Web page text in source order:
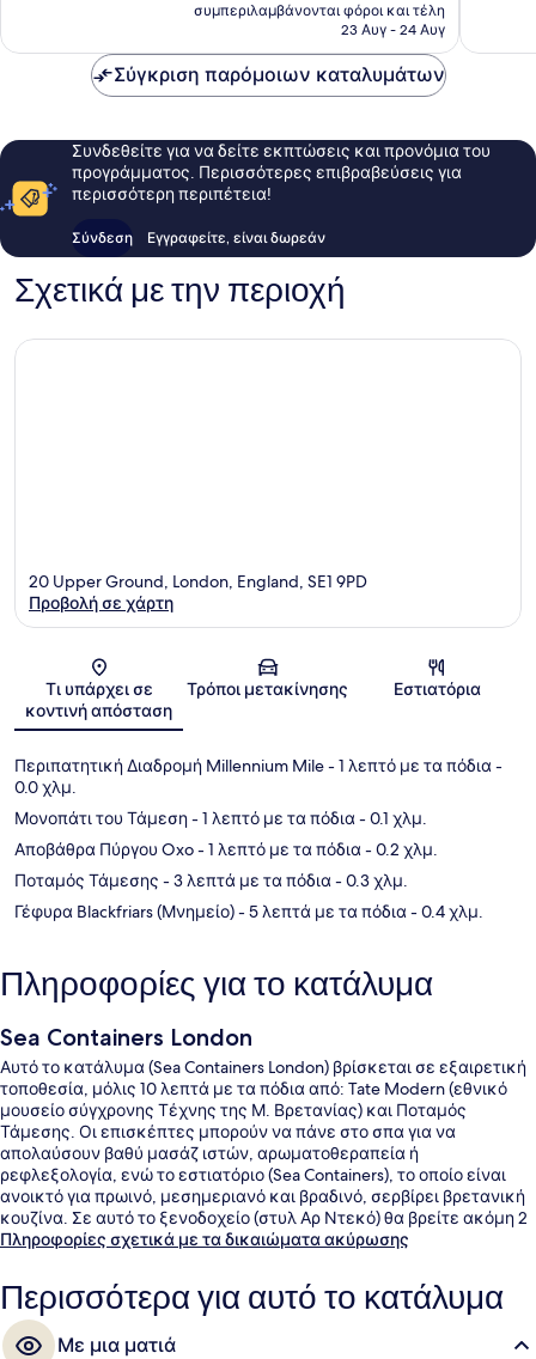
είναι
συμπεριλαμβάνονται φόροι και τέλη
23 Αυγ - 24 Αυγ
Σύγκριση παρόμοιων καταλυμάτων
Συνδεθείτε για να δείτε εκπτώσεις και προνόμια του
προγράμματος. Περισσότερες επιβραβεύσεις για
περισσότερη περιπέτεια!
Σύνδεση Εγγραφείτε, είναι δωρεάν
Σχετικά με την περιοχή
Χάρτης
20 Upper Ground, London, England, SE1 9PD
Προβολή σε χάρτη
Τι υπάρχει σε
κοντινή απόσταση
Τρόποι μετακίνησης Εστιατόρια
Περιπατητική Διαδρομή Millennium Mile- 1 λεπτό με τα πόδια-
0.0 χλμ.
Μονοπάτι του Τάμεση- 1 λεπτό με τα πόδια- 0.1 χλμ.
Αποβάθρα Πύργου Oxo- 1 λεπτό με τα πόδια- 0.2 χλμ.
Ποταμός Τάμεσης - 3 λεπτά με τα πόδια- 0.3 χλμ.
Γέφυρα Blackfriars (Μνημείο)- 5 λεπτά με τα πόδια- 0.4 χλμ.
Πληροφορίες για το κατάλυμα
Sea Containers London
Αυτό το κατάλυμα (Sea Containers London) βρίσκεται σε εξαιρετική
τοποθεσία, μόλις 10 λεπτά με τα πόδια από: Tate Modern (εθνικό
μουσείο σύγχρονης Τέχνης της Μ. Βρετανίας) και Ποταμός
Τάμεσης. Οι επισκέπτες μπορούν να πάνε στο σπα για να
απολαύσουν βαθύ μασάζ ιστών, αρωματοθεραπεία ή
ρεφλεξολογία, ενώ το εστιατόριο (Sea Containers), το οποίο είναι
ανοικτό για πρωινό, μεσημεριανό και βραδινό, σερβίρει βρετανική
κουζίνα. Σε αυτό το ξενοδοχείο (στυλ Αρ Ντεκό) θα βρείτε ακόμη 2
μπαρ/lounge, γυμναστήριο και χαμάμ. Σε άλλους ταξιδιώτες
επειδή είναι σε κοντινή απόσταση με τα πόδια από τα μέσα
μαζικής μεταφοράς: το σημείο επιβίβασης Σταθμός Μετρό
Blackfriars απέχει 8 λεπτά και το σημείο επιβίβασης Σταθμός Μετρό
του Σάουθγουορκ απέχει 9 λεπτά.
Πληροφορίες σχετικά με τα δικαιώματα ακύρωσης
Περισσότερα για αυτό το κατάλυμα
Με μια ματιά